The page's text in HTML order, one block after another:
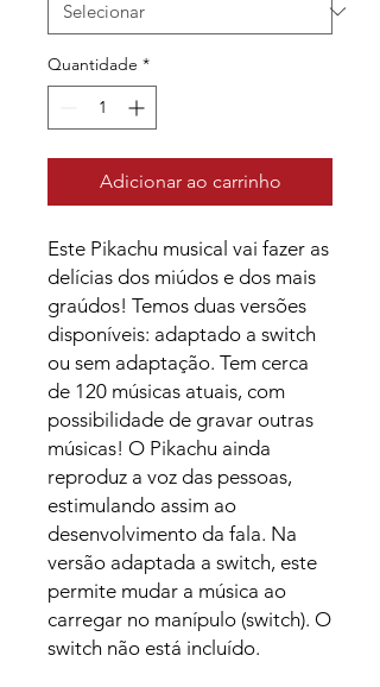
Quantidade *
Adicionar ao carrinho
Este Pikachu musical vai fazer as
delícias dos miúdos e dos mais
graúdos! Temos duas versões
disponíveis: adaptado a switch
ou sem adaptação. Tem cerca
de 120 músicas atuais, com
possibilidade de gravar outras
músicas! O Pikachu ainda
reproduz a voz das pessoas,
estimulando assim ao
desenvolvimento da fala. Na
versão adaptada a switch, este
permite mudar a música ao
carregar no manípulo (switch). O
switch não está incluído.